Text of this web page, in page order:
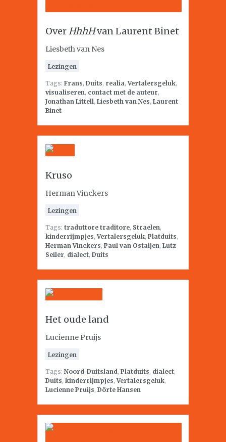
OverHhhHvan Laurent Binet
Liesbeth van Nes
Lezingen
Tags: Frans, Duits, realia,Vertalersgeluk,
visualiseren, contact met de auteur,
Jonathan Littell, Liesbeth van Nes, Laurent
Binet
Kruso
Herman Vinckers
Lezingen
Tags: traduttore traditore, Straelen,
kinderrijmpjes,Vertalersgeluk, Platduits,
Herman Vinckers, Paul van Ostaijen, Lutz
Seiler, dialect, Duits
Het oude land
Lucienne Pruijs
Lezingen
Tags: Noord-Duitsland , Platduits, dialect,
Duits, kinderrijmpjes,Vertalersgeluk,
Lucienne Pruijs, Dörte Hansen